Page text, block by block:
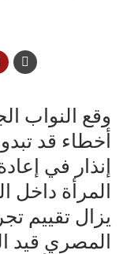
وقع النواب
أخطاء قد
إنذار في
المرأة داخل
يزال تقييم
المصري قيد